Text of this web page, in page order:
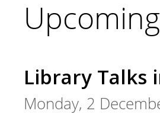
Library Talks
Monday, 2